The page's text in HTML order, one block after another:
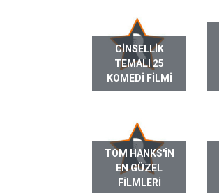
CINSELLIK
TEMALI 25
KOMEDI FILMI
TOM HANKS'IN
EN GÜZEL
FILMLERI